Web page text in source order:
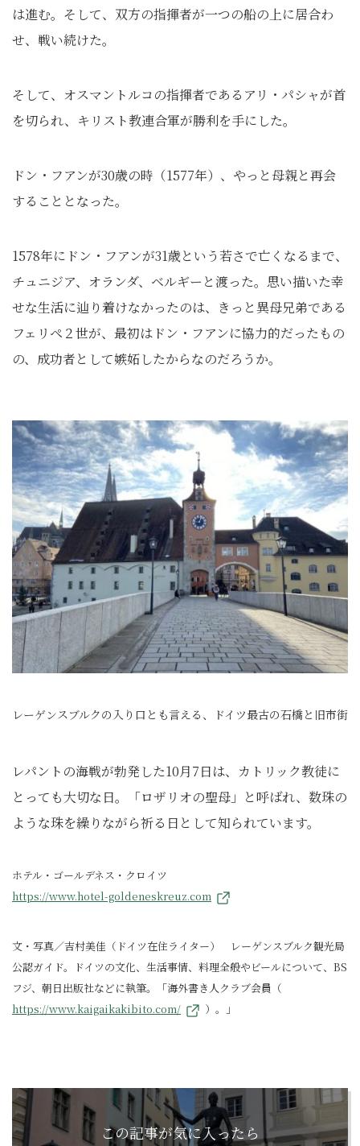
は進む。そして、双方の指揮者が一つの船の上に居合わ
せ、戦い続けた。
そして、オスマントルコの指揮者であるアリ・パシャが首
を切られ、キリスト教連合軍が勝利を手にした。
ドン・フアンが30歳の時（1577年）、やっと母親と再会
することとなった。
1578年にドン・フアンが31歳という若さで亡くなるまで、
チュニジア、オランダ、ベルギーと渡った。思い描いた幸
せな生活に辿り着けなかったのは、きっと異母兄弟である
フェリペ２世が、最初はドン・フアンに協力的だったもの
の、成功者として嫉妬したからなのだろうか。
レーゲンスブルクの入り口とも言える、ドイツ最古の石橋と旧市街
レパントの海戦が勃発した10月7日は、カトリック教徒に
とっても大切な日。「ロザリオの聖母」と呼ばれ、数珠の
ような珠を繰りながら祈る日として知られています。
ホテル・ゴールデネス・クロイツ
https://www.hotel-goldeneskreuz.com
文・写真／吉村美佳（ドイツ在住ライター） レーゲンスブルク観光局
公認ガイド。ドイツの文化、生活事情、料理全般やビールについて、BS
フジ、朝日出版社などに執筆。「海外書き人クラブ会員（
https://www.kaigaikakibito.com/
）。」
この記事が気に入ったら